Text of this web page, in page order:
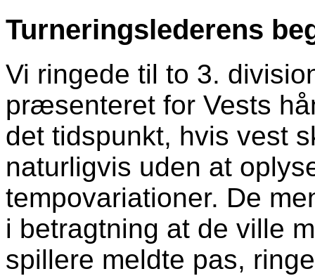
Turneringslederens
Vi ringede til to 3.
præsenteret for Vests
det tidspunkt, hvis vest
naturligvis uden at
tempovariationer. De
i betragtning at de ville
spillere meldte pas,